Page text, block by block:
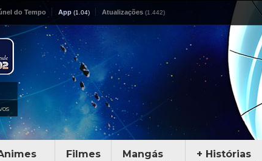
do Tempo App Atualizações
Filmes Mangás + Histórias